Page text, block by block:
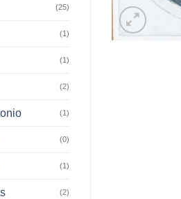
(25)
(1)
(1)
(2)
(1)
(0)
(1)
(2)